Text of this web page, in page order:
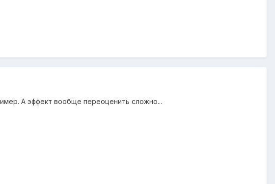
А эффект вообще переоценить сложно...